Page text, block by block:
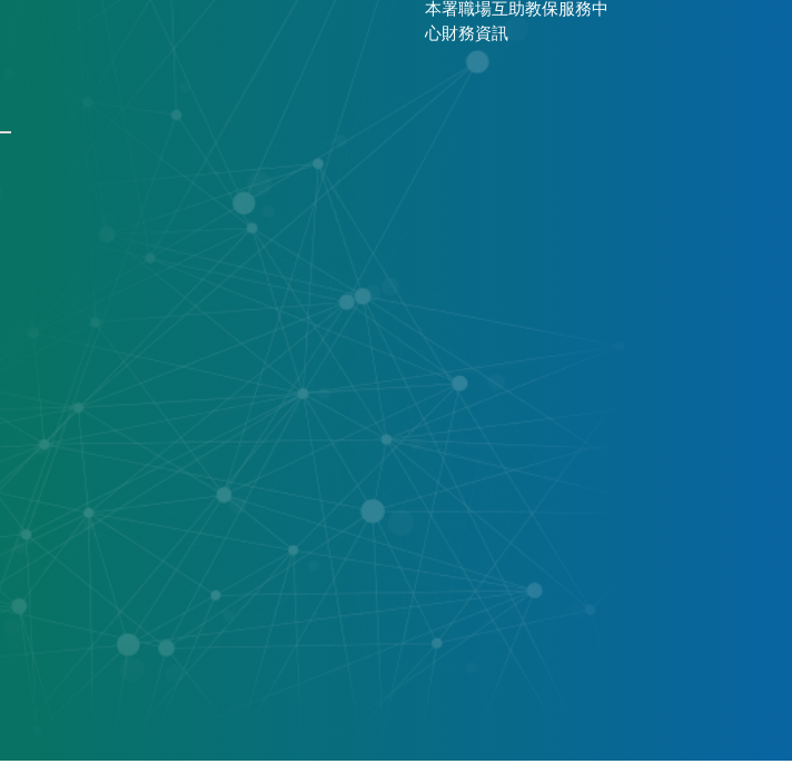
本署職場互助教保服務中
心財務資訊